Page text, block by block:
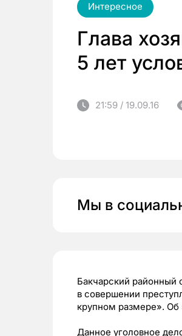
Интересное
Глава
5 лет
21:59 / 19.09.16
Мы в
Бакчарский районный
в совершении
крупном размере». Об
Данное уголовное